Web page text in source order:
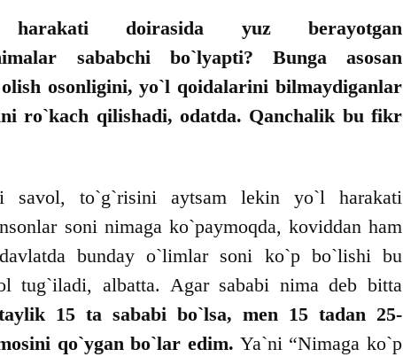
doirasida yuz berayotgan
sababchi bo`lyapti? Bunga asosan
osonligini, yo`l qoidalarini bilmaydiganlar
ro`kach qilishadi, odatda. Qanchalik bu fikr
savol, to`g`risini aytsam lekin yo`l harakati
soni nimaga ko`paymoqda, koviddan ham
bunday o`limlar soni ko`p bo`lishi bu
tug`iladi, albatta. Agar sababi nima deb bitta
15 ta sababi bo`lsa, men 15 tadan 25-
qo`ygan bo`lar edim. Ya`ni “Nimaga ko`p